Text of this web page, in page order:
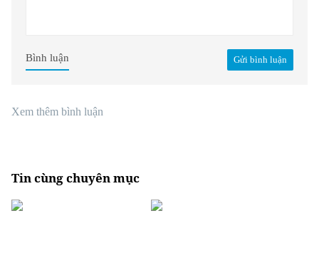
Gửi bình luận
Bình luận
Xem thêm bình luận
Tin cùng chuyên mục